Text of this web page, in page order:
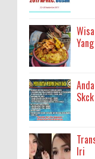
Skck
Iri